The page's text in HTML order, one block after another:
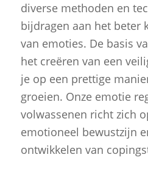
diverse methoden en
bijdragen aan het beter
van emoties. De basis
het creëren van een
je op een prettige
groeien. Onze emotie
volwassenen richt zich
emotioneel bewustzijn
ontwikkelen van